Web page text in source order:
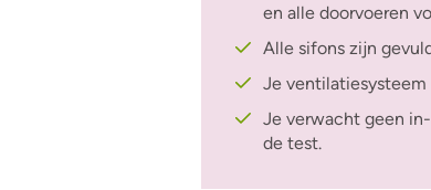
en alledoorvoeren
Alle sifons zijn
Je
Je verwacht geen
de test.